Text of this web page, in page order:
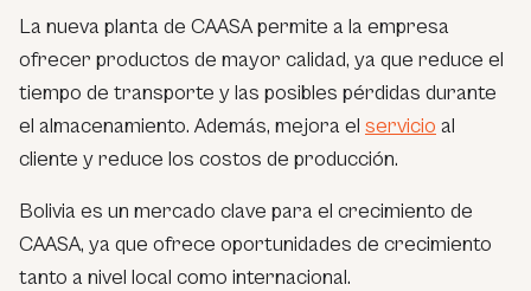
La nueva planta de CAASA permite a la empresa
ofrecer productos de mayor calidad, ya que reduce el
tiempo de transporte y las posibles pérdidas durante
el almacenamiento. Además, mejora el servicio al
cliente y reduce los costos de producción.
Bolivia es un mercado clave para el crecimiento de
CAASA, ya que ofrece oportunidades de crecimiento
tanto a nivel local como internacional.